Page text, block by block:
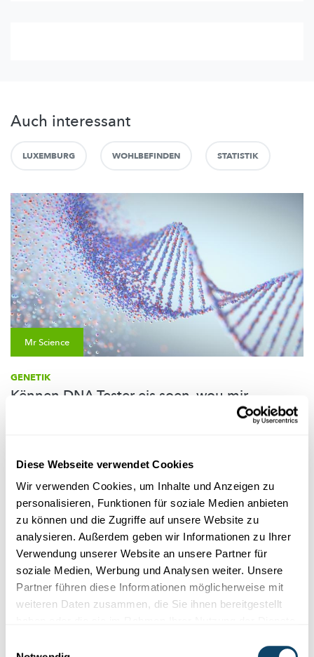
Diese Webseite verwendet Cookies
Wir verwenden Cookies, um Inhalte und Anzeigen zu
personalisieren, Funktionen für soziale Medien anbieten
zu können und die Zugriffe auf unsere Website zu
analysieren. Außerdem geben wir Informationen zu Ihrer
Verwendung unserer Website an unsere Partner für
soziale Medien, Werbung und Analysen weiter. Unsere
Partner führen diese Informationen möglicherweise mit
weiteren Daten zusammen, die Sie ihnen bereitgestellt
Auch interessant
LUXEMBURG WOHLBEFINDEN STATISTIK
Mr Science
GENETIK
Kënnen DNA-Tester eis soen, wou mir
FNR
Wissenschaft in der Gesellschaft